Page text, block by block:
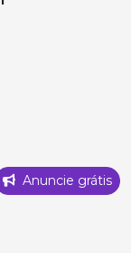
Anuncie grátis